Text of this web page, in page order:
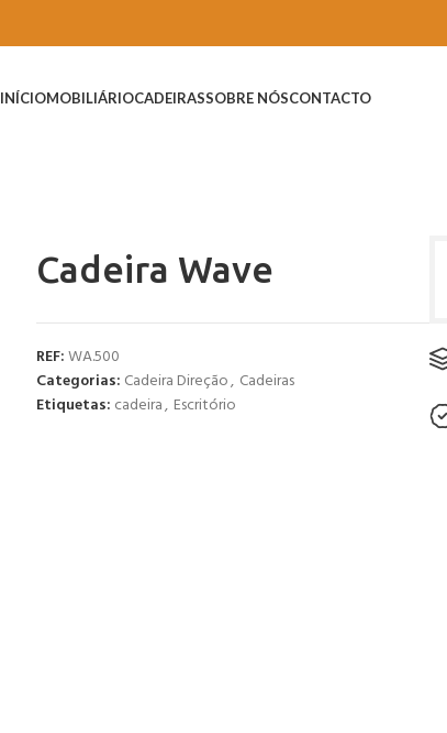
INÍCIOMOBILIÁRIOCADEIRASSOBRE NÓSCONTACTO
Cadeira Wave
REF:WA.500
Categorias: Cadeira Direção, Cadeiras
Etiquetas: cadeira, Escritório